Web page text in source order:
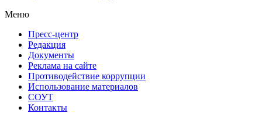
Меню
Пресс-центр
Редакция
Документы
Реклама на сайте
Противодействие коррупции
Использование материалов
СОУТ
Контакты